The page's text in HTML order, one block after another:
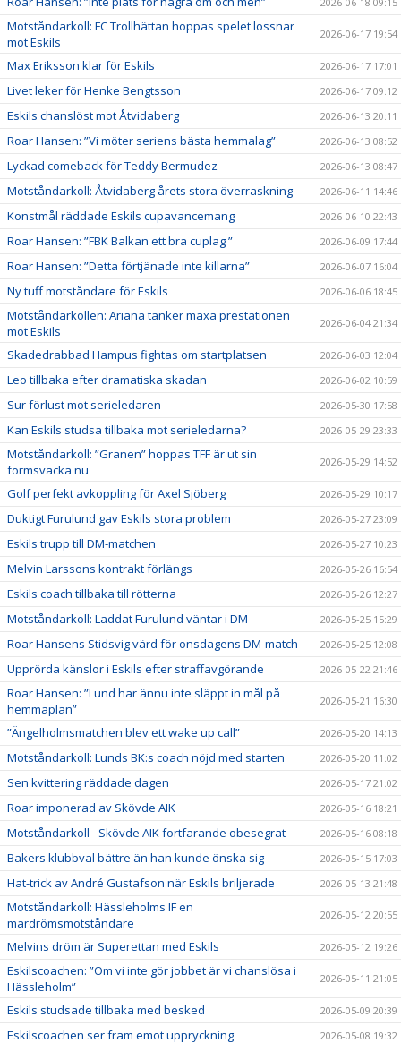
Motståndarkoll: FC Trollhättan hoppas spelet lossnar
mot Eskils
2026-06-17 19:54
Max Eriksson klar för Eskils 2026-06-17 17:01
Livet leker för Henke Bengtsson 2026-06-17 09:12
Eskils chanslöst mot Åtvidaberg 2026-06-13 20:11
Roar Hansen: ”Vi möter seriens bästa hemmalag” 2026-06-13 08:52
Lyckad comeback för Teddy Bermudez 2026-06-13 08:47
Motståndarkoll: Åtvidaberg årets stora överraskning 2026-06-11 14:46
Konstmål räddade Eskils cupavancemang 2026-06-10 22:43
Roar Hansen: ”FBK Balkan ett bra cuplag ” 2026-06-09 17:44
Roar Hansen: ”Detta förtjänade inte killarna” 2026-06-07 16:04
Ny tuff motståndare för Eskils 2026-06-06 18:45
Motståndarkollen: Ariana tänker maxa prestationen
mot Eskils
2026-06-04 21:34
Skadedrabbad Hampus fightas om startplatsen 2026-06-03 12:04
Leo tillbaka efter dramatiska skadan 2026-06-02 10:59
Sur förlust mot serieledaren 2026-05-30 17:58
Kan Eskils studsa tillbaka mot serieledarna? 2026-05-29 23:33
Motståndarkoll: ”Granen” hoppas TFF är ut sin
formsvacka nu
2026-05-29 14:52
Golf perfekt avkoppling för Axel Sjöberg 2026-05-29 10:17
Duktigt Furulund gav Eskils stora problem 2026-05-27 23:09
Eskils trupp till DM-matchen 2026-05-27 10:23
Melvin Larssons kontrakt förlängs 2026-05-26 16:54
Eskils coach tillbaka till rötterna 2026-05-26 12:27
Motståndarkoll: Laddat Furulund väntar i DM 2026-05-25 15:29
Roar Hansens Stidsvig värd för onsdagens DM-match 2026-05-25 12:08
Upprörda känslor i Eskils efter straffavgörande 2026-05-22 21:46
Roar Hansen: ”Lund har ännu inte släppt in mål på
hemmaplan”
2026-05-21 16:30
”Ängelholmsmatchen blev ett wake up call” 2026-05-20 14:13
Motståndarkoll: Lunds BK:s coach nöjd med starten 2026-05-20 11:02
Sen kvittering räddade dagen 2026-05-17 21:02
Roar imponerad av Skövde AIK 2026-05-16 18:21
Motståndarkoll - Skövde AIK fortfarande obesegrat 2026-05-16 08:18
Bakers klubbval bättre än han kunde önska sig 2026-05-15 17:03
Hat-trick av André Gustafson när Eskils briljerade 2026-05-13 21:48
Motståndarkoll: Hässleholms IF en
mardrömsmotståndare
2026-05-12 20:55
Melvins dröm är Superettan med Eskils 2026-05-12 19:26
Eskilscoachen: ”Om vi inte gör jobbet är vi chanslösa i
Hässleholm”
2026-05-11 21:05
Eskils studsade tillbaka med besked 2026-05-09 20:39
Eskilscoachen ser fram emot uppryckning 2026-05-08 19:32